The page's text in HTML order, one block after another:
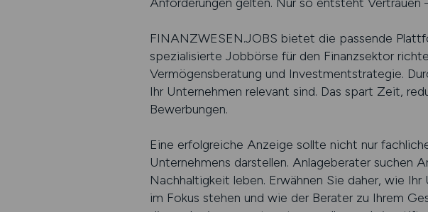
FINANZWESEN.JOBS bietet die passende
spezialisierte Jobbörse für den Finanzsektor
Vermögensberatung und Investmentstrategie.
Ihr Unternehmen relevant sind. Das spart Zeit,
Bewerbungen.
Eine erfolgreiche Anzeige sollte nicht nur
Unternehmens darstellen. Anlageberater suchen
Nachhaltigkeit leben. Erwähnen Sie daher, wie
im Fokus stehen und wie der Berater zu Ihrem